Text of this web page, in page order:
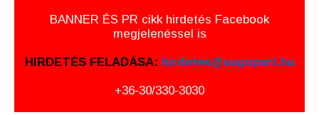
BANNER ÉS PR cikk hirdetés Facebook
megjelenéssel is
HIRDETÉS FELADÁSA: hirdetes@sugopart.hu
+36-30/330-3030